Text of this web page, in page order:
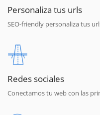
Personaliza tus urls
SEO-friendly personaliza tus
Redes sociales
Conectamos tu web con las